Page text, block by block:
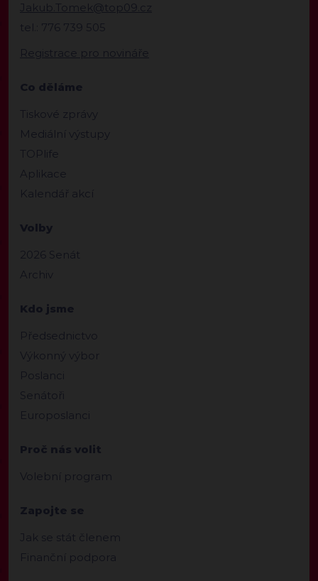
Jakub.Tomek@top09.cz
tel.: 776 739 505
Registrace pro novináře
Co děláme
Tiskové zprávy
Mediální výstupy
TOPlife
Aplikace
Kalendář akcí
Volby
2026 Senát
Archiv
Kdo jsme
Předsednictvo
Výkonný výbor
Poslanci
Senátoři
Europoslanci
Proč nás volit
Volební program
Zapojte se
Jak se stát členem
Finanční podpora